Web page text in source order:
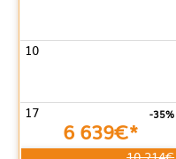
10
17
-35%
6 639€*